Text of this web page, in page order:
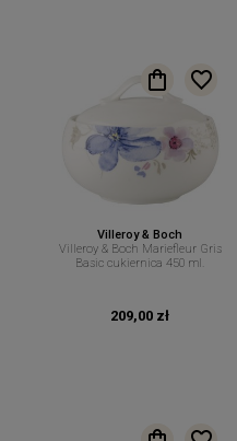
Villeroy & Boch
Villeroy & Boch Mariefleur Gris
Basic cukiernica 450 ml.
209,00 zł